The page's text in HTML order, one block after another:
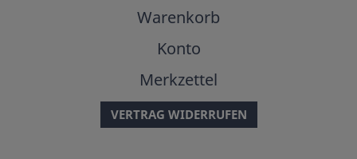
Warenkorb
Konto
Merkzettel
VERTRAG WIDERRUFEN